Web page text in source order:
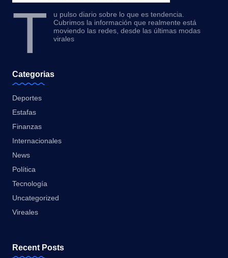
T
u pulso diario sobre lo que es tendencia.
Cubrimos la información que realmente está
moviendo las redes, desde las últimas modas
virales
Categorias
Deportes
Estafas
Finanzas
Internacionales
News
Política
Tecnología
Uncategorized
Vireales
Recent Posts